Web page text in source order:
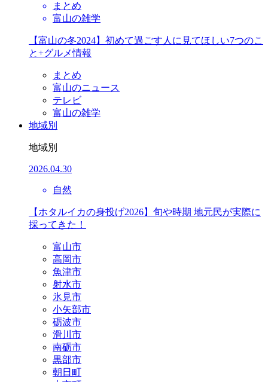
まとめ
富山の雑学
【富山の冬2024】初めて過ごす人に見てほしい7つのこ
と+グルメ情報
まとめ
富山のニュース
テレビ
富山の雑学
地域別
地域別
2026.04.30
自然
【ホタルイカの身投げ2026】旬や時期 地元民が実際に
採ってきた！
富山市
高岡市
魚津市
射水市
氷見市
小矢部市
砺波市
滑川市
南砺市
黒部市
朝日町